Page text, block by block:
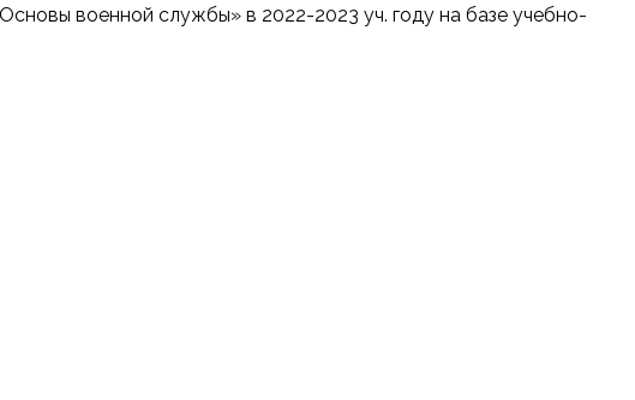
военной службы» в 2022-2023 уч. году на базе учебно-